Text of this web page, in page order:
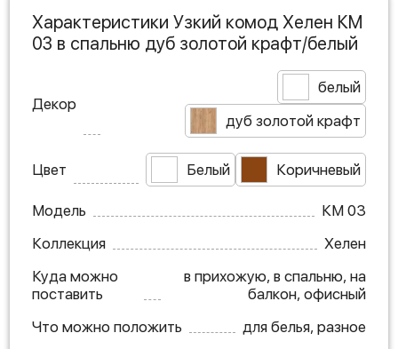
Характеристики Узкий комод Хелен КМ
03 в спальню дуб золотой крафт/белый
Декор
белый
дуб золотой крафт
Цвет Белый Коричневый
Модель
КМ 03
Коллекция
Хелен
Куда можно
поставить
в прихожую, в спальню, на
балкон, офисный
Что можно положить
для белья, разное